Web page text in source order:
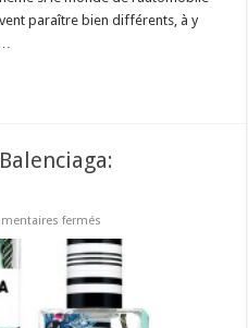
paraître bien différents, à y
fermés
Stewart
pour
Balenciaga:
Rosabotanica
est
né